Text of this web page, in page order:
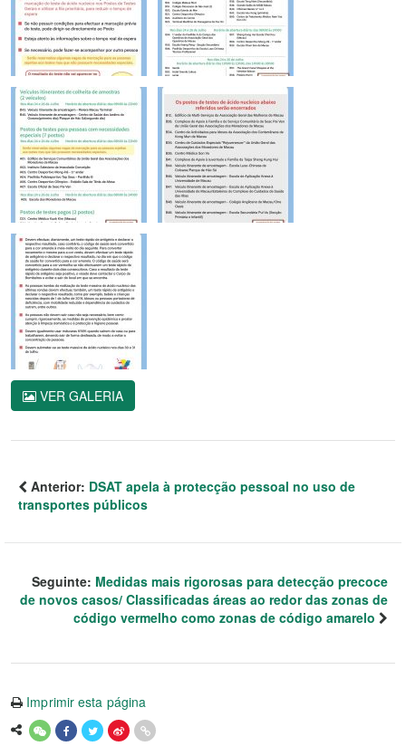
VER GALERIA
Anterior: DSAT apela à protecção pessoal no uso de
transportes públicos
Seguinte: Medidas mais rigorosas para detecção precoce
de novos casos/ Classificadas áreas ao redor das zonas de
código vermelho como zonas de código amarelo
Imprimir esta página